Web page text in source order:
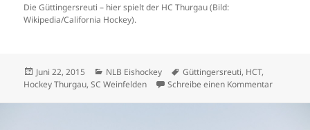
Die Güttingersreuti – hier spielt der HC Thurgau (Bild:
Wikipedia/California Hockey).
Veröffentlicht
am
Juni 22, 2015 Kategorien
NLB Eishockey Schlagwörter
Güttingersreuti, HCT,
Hockey Thurgau,SC Weinfelden Schreibe einen Kommentarzu HC